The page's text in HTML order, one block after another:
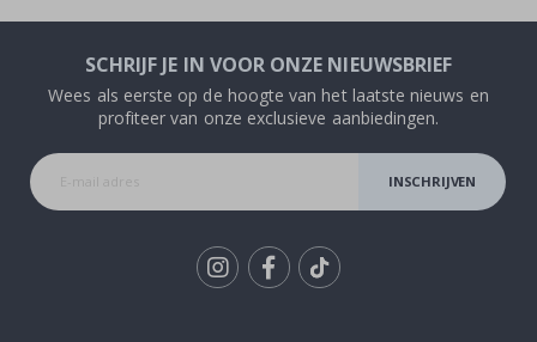
SCHRIJF JE IN VOOR ONZE NIEUWSBRIEF
Wees als eerste op de hoogte van het laatste nieuws en
profiteer van onze exclusieve aanbiedingen.
INSCHRIJVEN